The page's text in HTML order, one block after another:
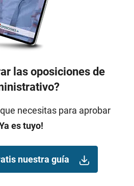
las oposiciones de
necesitas para aprobar
es tuyo!
nuestra guía